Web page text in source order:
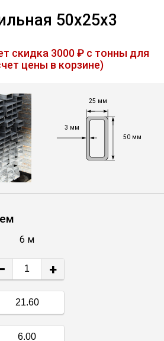
50х25х3
скидка 3000 ₽ с тонны для
цены в корзине)
3 мм
50 мм
25 мм
6 м
+